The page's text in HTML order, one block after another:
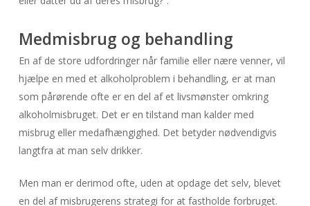
Medmisbrug og behandling
En af de store udfordringer når familie eller nære venner, vil
hjælpe en med et alkoholproblem i behandling, er at man
som pårørende ofte er en del af et livsmønster omkring
alkoholmisbruget. Det er en tilstand man kalder med
misbrug eller medafhængighed. Det betyder nødvendigvis
langtfra at man selv drikker.
Men man er derimod ofte, uden at opdage det selv, blevet
en del af misbrugerens strategi for at fastholde forbruget.